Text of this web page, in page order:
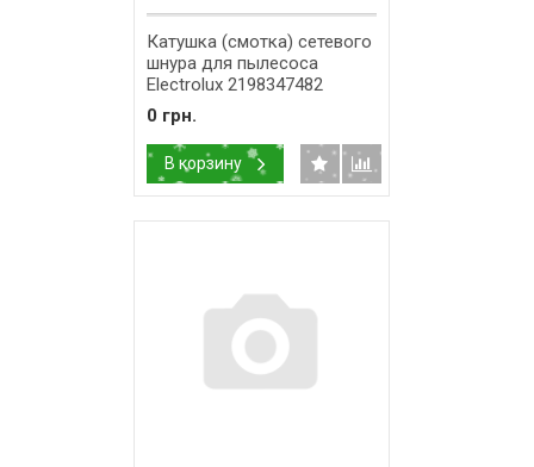
Катушка (смотка) сетевого
шнура для пылесоса
Electrolux 2198347482
0 грн.
В корзину